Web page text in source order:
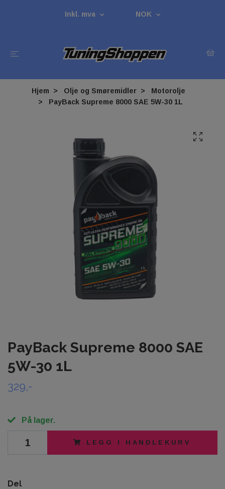
Inkl. mva NOK
Hjem Olje og Smøremidler
Motorolje
PayBack Supreme 8000 SAE 5W-30 1L
PayBack Supreme 8000 SAE
5W-30 1L
329,-
På lager.
LEGG I HANDLEKURV
Del